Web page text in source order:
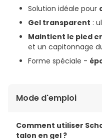
Solution idéale pour
Gel transparent :
Maintient le pied
et un capitonnage
Forme spéciale -
Mode d'emploi
Comment utiliser
talon en gel ?